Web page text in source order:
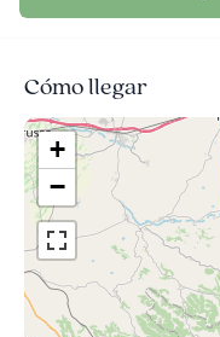
Cómo llegar
+
−